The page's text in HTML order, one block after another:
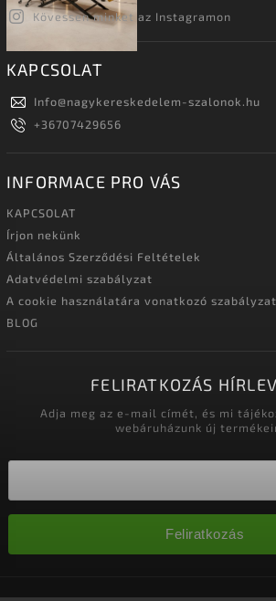
Kövessen minket az Instagramon
KAPCSOLAT
Info@nagykereskedelem-szalonok.hu
+36707429656
INFORMACE PRO VÁS
KAPCSOLAT
Írjon nekünk
Általános Szerződési Feltételek
Adatvédelmi szabályzat
A cookie használatára vonatkozó szabályzat
BLOG
FELIRATKOZÁS
Adja meg az e-mail címét, és mi
webáruházunk új
Feliratkozás